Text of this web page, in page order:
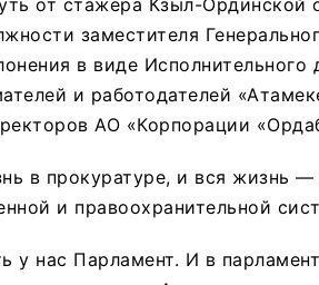
заместителя
в виде
и работодателей
АО «Корпорации
в прокуратуре, и вся жизнь —
и правоохранительной
у нас Парламент. И в